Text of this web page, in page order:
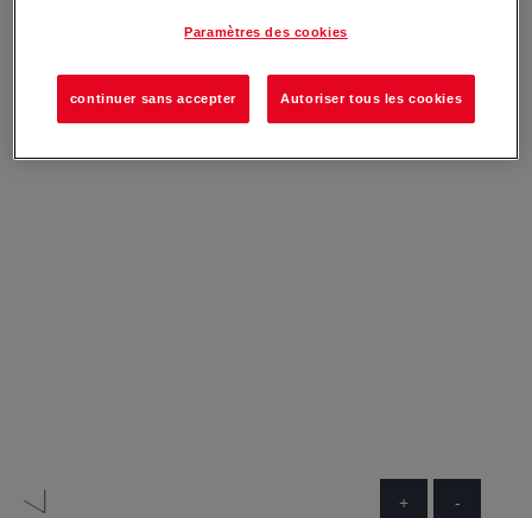
+ -
Paramètres des cookies
continuer sans accepter Autoriser tous les cookies